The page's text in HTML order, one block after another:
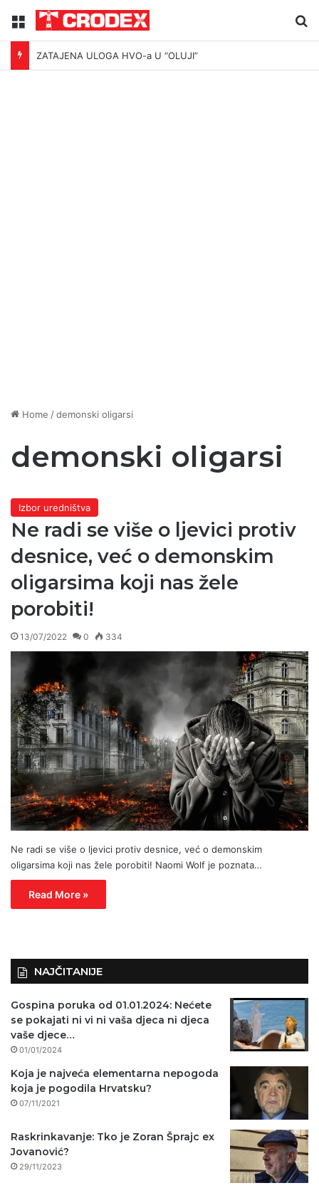
Menu
ZATAJENA ULOGA HVO-a U “OLUJI”
Home /demonski oligarsi
demonski oligarsi
Izbor uredništva
Ne radi se više o ljevici protiv
desnice, već o demonskim
oligarsima koji nas žele
porobiti!
13/07/2022 0 334
Ne radi se više o ljevici protiv desnice, već o demonskim
oligarsima koji nas žele porobiti! Naomi Wolf je poznata…
Read More »
NAJČITANIJE
Gospina poruka od 01.01.2024: Nećete
se pokajati ni vi ni vaša djeca ni djeca
vaše djece…
01/01/2024
Koja je najveća elementarna nepogoda
koja je pogodila Hrvatsku?
07/11/2021
Raskrinkavanje: Tko je Zoran Šprajc ex
Jovanović?
29/11/2023